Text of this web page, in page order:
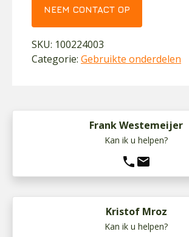
NEEM CONTACT OP
SKU: 100224003
Categorie: Gebruikte onderdelen
Frank Westemeijer
Kan ik u helpen?
phone mail
Kristof Mroz
Kan ik u helpen?